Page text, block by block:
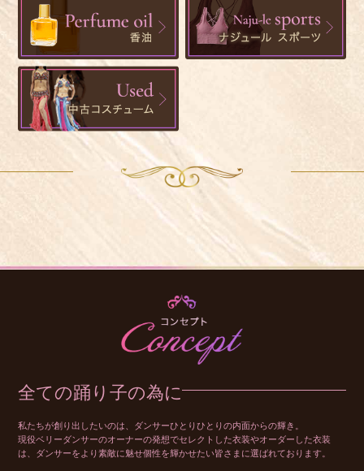
全ての踊り子の為に
私たちが創り出したいのは、ダンサーひとりひとりの内面からの輝き。
現役ベリーダンサーのオーナーの発想でセレクトした衣装やオーダーした衣装
は、ダンサーをより素敵に魅せ個性を輝かせたい皆さまに選ばれております。